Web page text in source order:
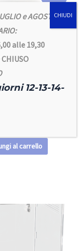
per Rettili
al carrello
e AGOSTO
alle 19,30
12-13-14-
CHIUDI